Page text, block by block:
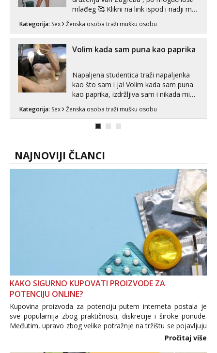
Čekam tvoj poziv!
tel:0,93€ - mob:1,12€ min
Anđela
Čekam tvoj poziv!
Tel:
- Kod: #142
tel:0,93€ - mob:1,12€ min
mlađeg 🥰 Klikni na link ispod i nadji me
Kategorija: Sex Ženska osoba traži mušku osobu
Volim kada sam puna kao paprika
Napaljena studentica traži napaljenka
kao što sam i ja! Volim kada sam puna
kao paprika, izdržljiva sam i nikada mi
puta dnevno bilo kad i bilo gdje zato se
javi što prije da me isprobaš Klikni na
Kategorija: Sex Ženska osoba traži mušku osobu
NAJNOVIJI ČLANCI
KAKO SIGURNO KUPOVATI PROIZVODE ZA
POTENCIJU ONLINE?
Kupovina proizvoda za potenciju putem interneta postala je
sve popularnija zbog praktičnosti, diskrecije i široke ponude.
Međutim, upravo zbog velike potražnje na tržištu se pojavljuju
i brojni krivotvoreni proizvodi, nepouzdane internetske
Pročitaj više